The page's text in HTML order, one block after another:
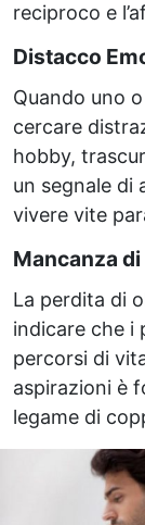
reciproco e
Distacco
Quando uno
cercare
hobby,
un segnale di
vivere vite
Mancanza
La perdita di
indicare che i
percorsi di
aspirazioni è
legame di